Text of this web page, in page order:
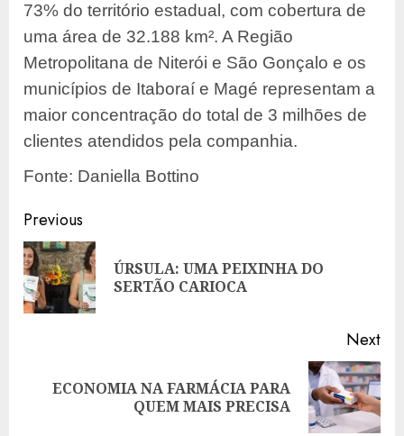
73% do território estadual, com cobertura de
uma área de 32.188 km². A Região
Metropolitana de Niterói e São Gonçalo e os
municípios de Itaboraí e Magé representam a
maior concentração do total de 3 milhões de
clientes atendidos pela companhia.
Fonte: Daniella Bottino
Post
navigation
Previous
ÚRSULA: UMA PEIXINHA DO
SERTÃO CARIOCA
Next
NextECONOMIA NA FARMÁCIA PARA
QUEM MAIS PRECISA